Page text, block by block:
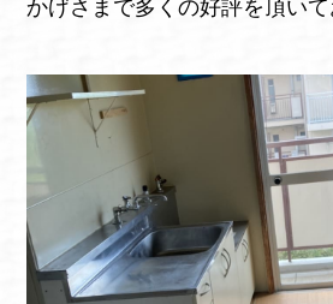
かげさまで多くの好評を頂いて